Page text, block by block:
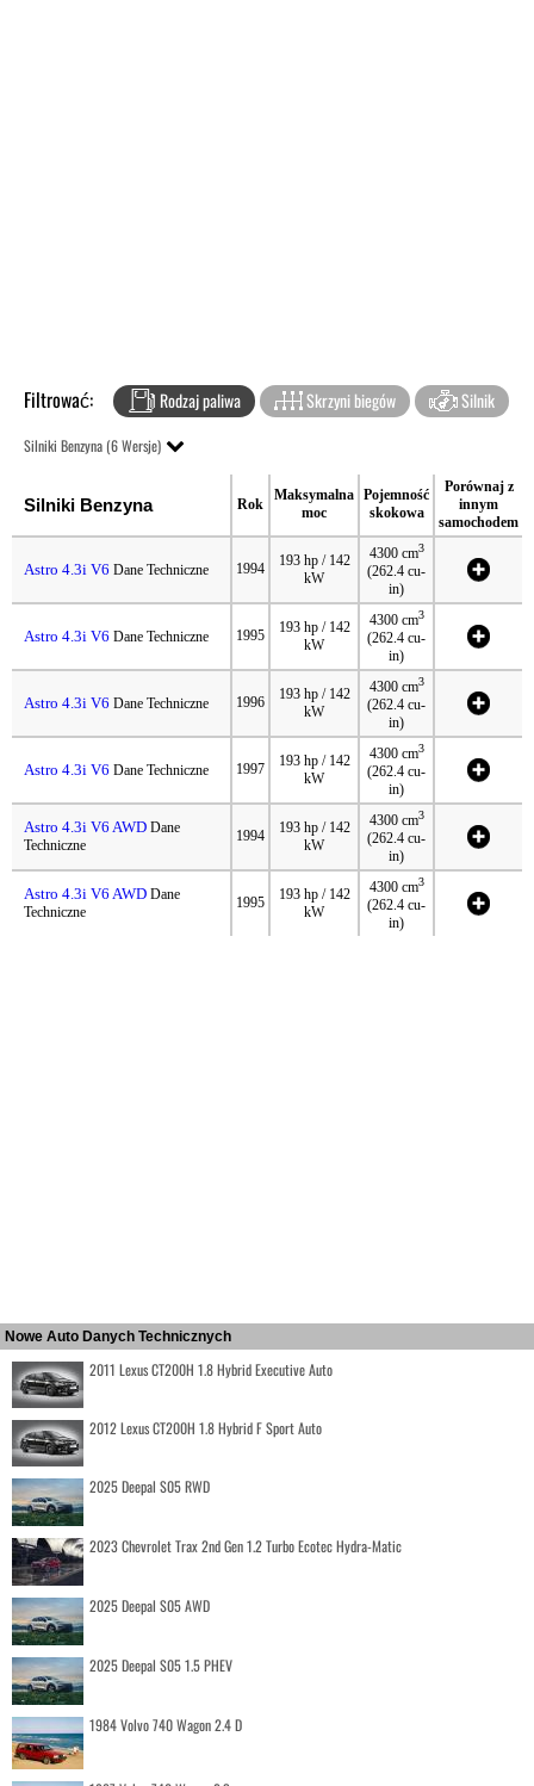
Filtrować: Rodzaj paliwa Skrzyni biegów Silnik
Silniki Benzyna (6 Wersje)
Silniki Benzyna Rok
Maksymalna
moc
Pojemność
skokowa
Porównaj z
innym
samochodem
Astro 4.3i V6 Dane Techniczne 1994
193 hp / 142
kW
4300 cm3
(262.4 cu-
in)
Astro 4.3i V6 Dane Techniczne 1995
193 hp / 142
kW
4300 cm3
(262.4 cu-
in)
Astro 4.3i V6 Dane Techniczne 1996
193 hp / 142
kW
4300 cm3
(262.4 cu-
in)
Astro 4.3i V6 Dane Techniczne 1997
193 hp / 142
kW
4300 cm3
(262.4 cu-
in)
Astro 4.3i V6 AWD Dane
Techniczne
1994
193 hp / 142
kW
4300 cm3
(262.4 cu-
in)
Astro 4.3i V6 AWD Dane
Techniczne
1995
193 hp / 142
kW
4300 cm3
(262.4 cu-
in)
Nowe Auto Danych Technicznych
2011 Lexus CT200H 1.8 Hybrid Executive Auto
2012 Lexus CT200H 1.8 Hybrid F Sport Auto
2025 Deepal S05 RWD
2023 Chevrolet Trax 2nd Gen 1.2 Turbo Ecotec Hydra-Matic
2025 Deepal S05 AWD
2025 Deepal S05 1.5 PHEV
1984 Volvo 740 Wagon 2.4 D